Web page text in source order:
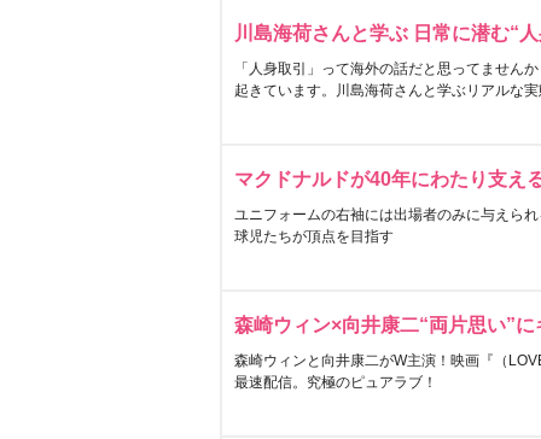
川島海荷さんと学ぶ 日常に潜む“
「人身取引」って海外の話だと思ってません
起きています。川島海荷さんと学ぶリアルな
マクドナルドが40年にわたり支え
ユニフォームの右袖には出場者のみに与えら
球児たちが頂点を目指す
森崎ウィン×向井康二“両片思い”
森崎ウィンと向井康二がW主演！映画『（
最速配信。究極のピュアラブ！